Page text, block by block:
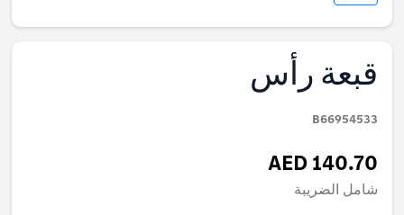
قبعة رأس
B66954533
AED 140.70
شامل الضريبة